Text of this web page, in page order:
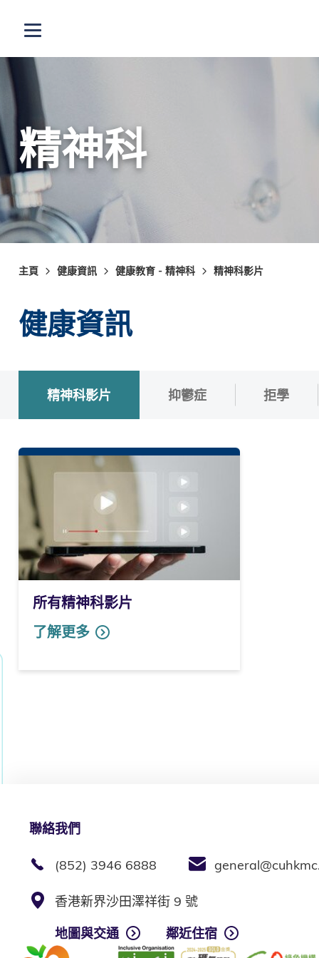
打開選單
精神科
主頁 健康資訊 健康教育 - 精神科 精神科影片
健康資訊
精神科影片 抑鬱症 拒學
所有精神科影片
了解更多
聯絡我們
(852) 3946 6888
香港新界沙田澤祥街 9 號
地圖與交通
鄰近住宿